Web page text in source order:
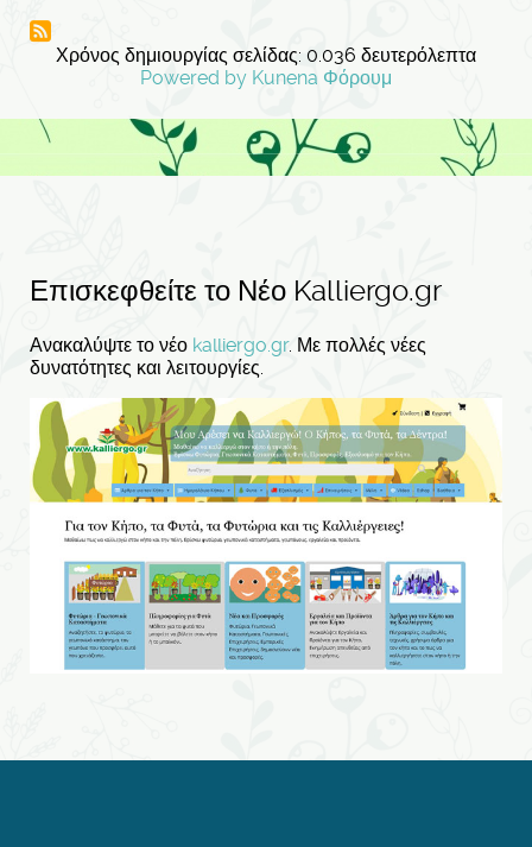
Χρόνος δημιουργίας σελίδας: 0.036 δευτερόλεπτα
Powered by Kunena Φόρουμ
Επισκεφθείτε το Νέο Kalliergo.gr
Ανακαλύψτε το νέο kalliergo.gr. Με πολλές νέες
δυνατότητες και λειτουργίες.